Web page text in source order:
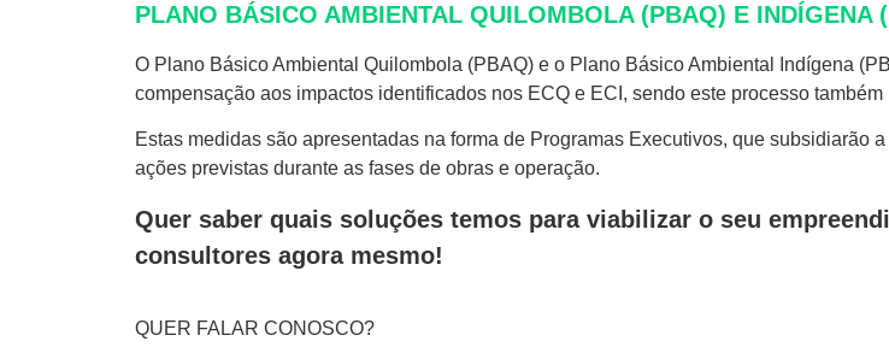
PLANO BÁSICO AMBIENTAL QUILOMBOLA (PBAQ) E INDÍGENA
O Plano Básico Ambiental Quilombola (PBAQ) e o Plano Básico Ambiental Indígena
compensação aos impactos identificados nos ECQ e ECI, sendo este processo
Estas medidas são apresentadas na forma de Programas Executivos, que subsidiarão
ações previstas durante as fases de obras e operação.
Quer saber quais soluções temos para viabilizar o seu
consultores agora mesmo!
QUER FALAR CONOSCO?